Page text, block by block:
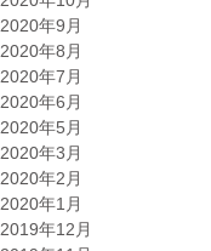
2020年9月
2020年8月
2020年7月
2020年6月
2020年5月
2020年3月
2020年2月
2020年1月
2019年12月